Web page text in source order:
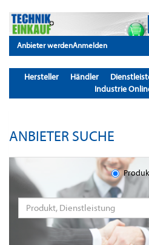
Anbieter werdenAnmelden
Hersteller Händler
Industrie
ANBIETER SUCHE